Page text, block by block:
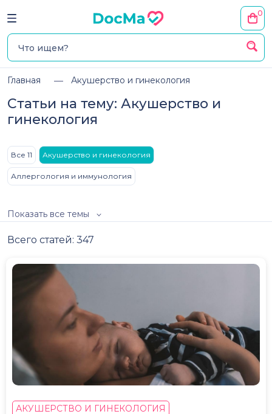
0
Главная Акушерство и гинекология
Статьи на тему: Акушерство и
гинекология
Все 11 Акушерство и гинекология
Аллергология и иммунология
Показать все темы
Всего статей: 347
АКУШЕРСТВО И ГИНЕКОЛОГИЯ